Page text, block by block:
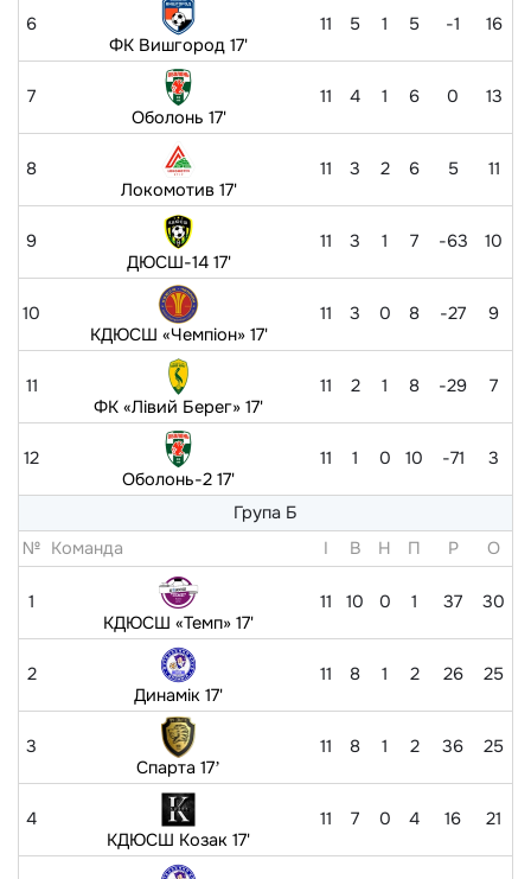
6
ФК Вишгород 17'
11 5 1 5 -1 16
7
Оболонь 17'
11 4 1 6 0 13
8
Локомотив 17'
11 3 2 6 5 11
9
ДЮСШ-14 17'
11 3 1 7 -63 10
10
КДЮСШ «Чемпіон» 17'
11 3 0 8 -27 9
11
ФК «Лівий Берег» 17'
11 2 1 8 -29 7
12
Оболонь-2 17'
11 1 0 10 -71 3
Група Б
№ Команда I В Н П Р O
1
КДЮСШ «Темп» 17'
11 10 0 1 37 30
2
Динамік 17'
11 8 1 2 26 25
3
Спарта 17ʼ
11 8 1 2 36 25
4
КДЮСШ Козак 17'
11 7 0 4 16 21